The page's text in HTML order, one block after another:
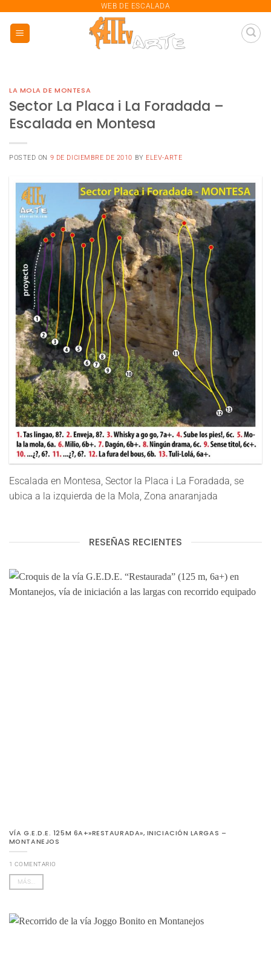
contenido
WEB DE ESCALADA
LA MOLA DE MONTESA
Sector La Placa i La Foradada –
Escalada en Montesa
POSTED ON 9 DE DICIEMBRE DE 2010 BY ELEV-ARTE
Escalada en Montesa, Sector la Placa i La Foradada, se
ubica a la izquierda de la Mola, Zona anaranjada
RESEÑAS RECIENTES
VÍA G.E.D.E. 125M 6A+»RESTAURADA», INICIACIÓN LARGAS –
MONTANEJOS
1 COMENTARIO
MÁS...